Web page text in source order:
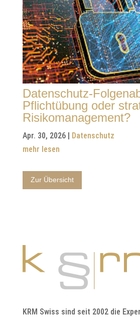
Datenschutz-
Pflichtübung oder
Risikomanagement?
Apr. 30, 2026|
Datenschutz
mehr lesen
Zur Übersicht
KRM Swiss sind seit 2002 die